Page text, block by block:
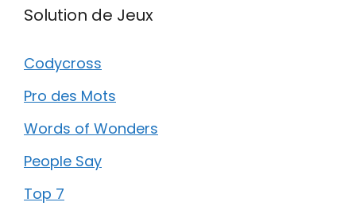
Solution de Jeux
Codycross
Pro des Mots
Words of Wonders
People Say
Top 7